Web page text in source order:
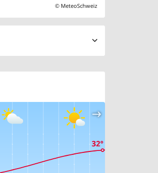
© MeteoSchweiz